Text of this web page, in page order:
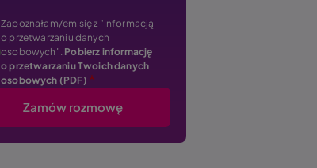
Zapoznałam/em się z "Informacją
o przetwarzaniu danych
osobowych". Pobierz informację
o przetwarzaniu Twoich danych
osobowych (PDF)